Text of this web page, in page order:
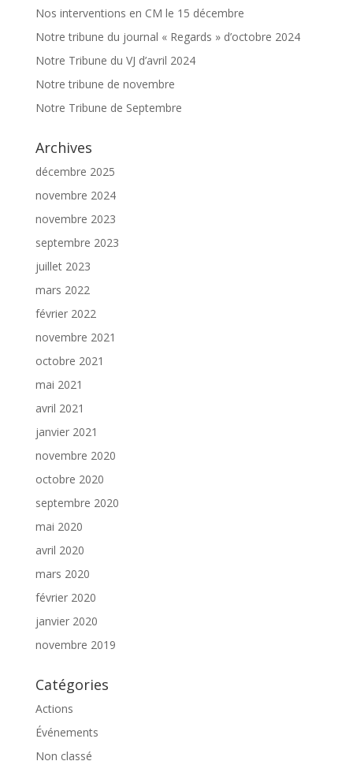
Nos interventions en CM le 15 décembre
Notre tribune du journal « Regards » d’octobre 2024
Notre Tribune du VJ d’avril 2024
Notre tribune de novembre
Notre Tribune de Septembre
Archives
décembre 2025
novembre 2024
novembre 2023
septembre 2023
juillet 2023
mars 2022
février 2022
novembre 2021
octobre 2021
mai 2021
avril 2021
janvier 2021
novembre 2020
octobre 2020
septembre 2020
mai 2020
avril 2020
mars 2020
février 2020
janvier 2020
novembre 2019
Catégories
Actions
Événements
Non classé